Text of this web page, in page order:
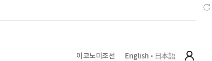
이코노미조선 English 日本語